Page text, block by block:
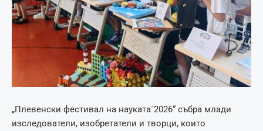
„Плевенски фестивал на науката`2026“ събра млади
изследователи, изобретатели и творци, които